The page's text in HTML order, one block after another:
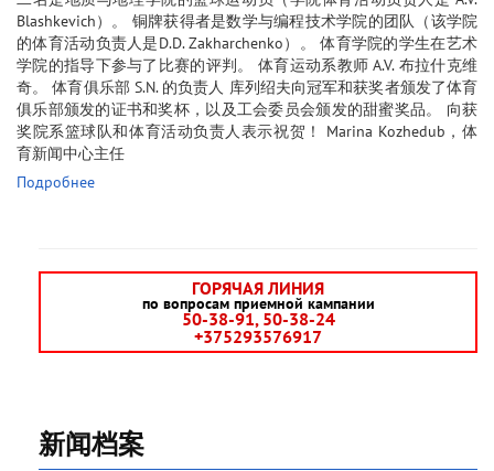
Blashkevich）。 铜牌获得者是数学与编程技术学院的团队（该学院
的体育活动负责人是D.D. Zakharchenko）。 体育学院的学生在艺术
学院的指导下参与了比赛的评判。 体育运动系教师 A.V. 布拉什克维
奇。 体育俱乐部 S.N. 的负责人 库列绍夫向冠军和获奖者颁发了体育
俱乐部颁发的证书和奖杯，以及工会委员会颁发的甜蜜奖品。 向获
奖院系篮球队和体育活动负责人表示祝贺！ Marina Kozhedub，体
育新闻中心主任
Подробнее
ГОРЯЧАЯ ЛИНИЯ
по вопросам приемной кампании
50-38-91, 50-38-24
+375293576917
新闻档案